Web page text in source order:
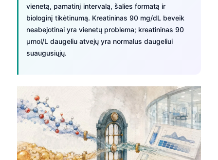
vienetą, pamatinį intervalą, šalies formatą ir
biologinį tikėtinumą. Kreatininas 90 mg/dL beveik
neabejotinai yra vienetų problema; kreatininas 90
µmol/L daugeliu atvejų yra normalus daugeliui
suaugusiųjų.